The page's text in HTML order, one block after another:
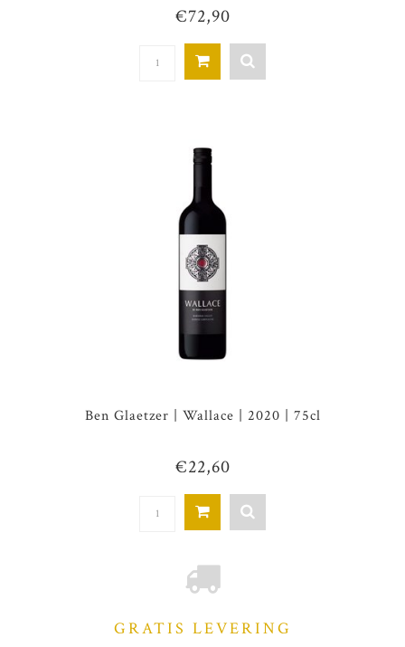
€72,90
Ben Glaetzer | Wallace | 2020 | 75cl
€22,60
GRATIS LEVERING